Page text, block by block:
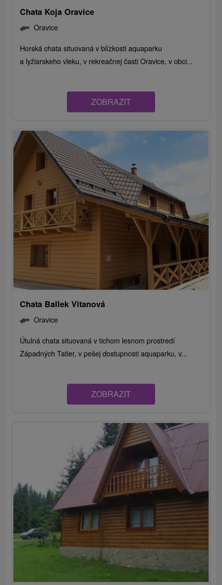
Chata Koja Oravice
Oravice
Horská chata situovaná v blízkosti aquaparku
a lyžiarskeho vleku, v rekreačnej časti Oravice, v obci...
ZOBRAZIT
Chata Ballek Vitanová
Oravice
Útulná chata situovaná v tichom lesnom prostredí
Západných Tatier, v pešej dostupnosti aquaparku, v...
ZOBRAZIT